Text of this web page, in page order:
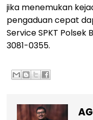
jika menemukan
pengaduan cepat
Service SPKT Polsek
3081-0355.